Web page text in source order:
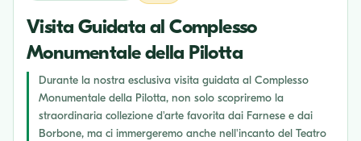
Visita Guidata al Complesso
Monumentale della Pilotta
Durante la nostra esclusiva visita guidata al Complesso
Monumentale della Pilotta, non solo scopriremo la
straordinaria collezione d'arte favorita dai Farnese e dai
Borbone, ma ci immergeremo anche nell'incanto del Teatro